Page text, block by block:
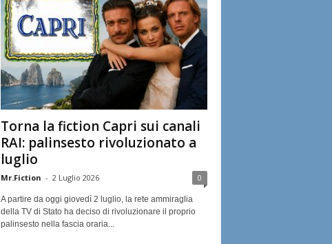
Torna la fiction Capri sui canali
RAI: palinsesto rivoluzionato a
luglio
Mr.Fiction - 2 Luglio 2026 0
A partire da oggi giovedì 2 luglio, la rete ammiraglia
della TV di Stato ha deciso di rivoluzionare il proprio
palinsesto nella fascia oraria...